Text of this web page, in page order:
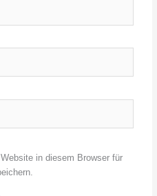
in diesem Browser für